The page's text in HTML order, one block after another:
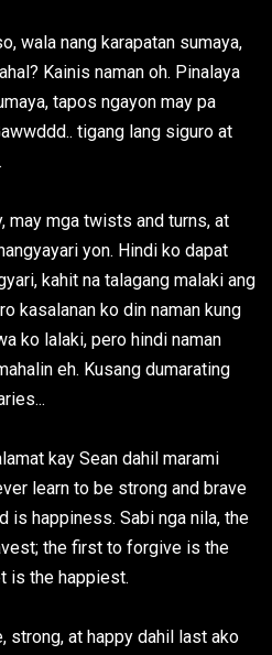
wala nang karapatan sumaya,
Kainis naman oh. Pinalaya
tapos ngayon may pa
tigang lang siguro at
may mga twists and turns, at
yon. Hindi ko dapat
kahit na talagang malaki ang
kasalanan ko din naman kung
ko lalaki, pero hindi naman
eh. Kusang dumarating
kay Sean dahil marami
learn to be strong and brave
is happiness. Sabi nga nila, the
the first to forgive is the
is the happiest.
strong, at happy dahil last ako